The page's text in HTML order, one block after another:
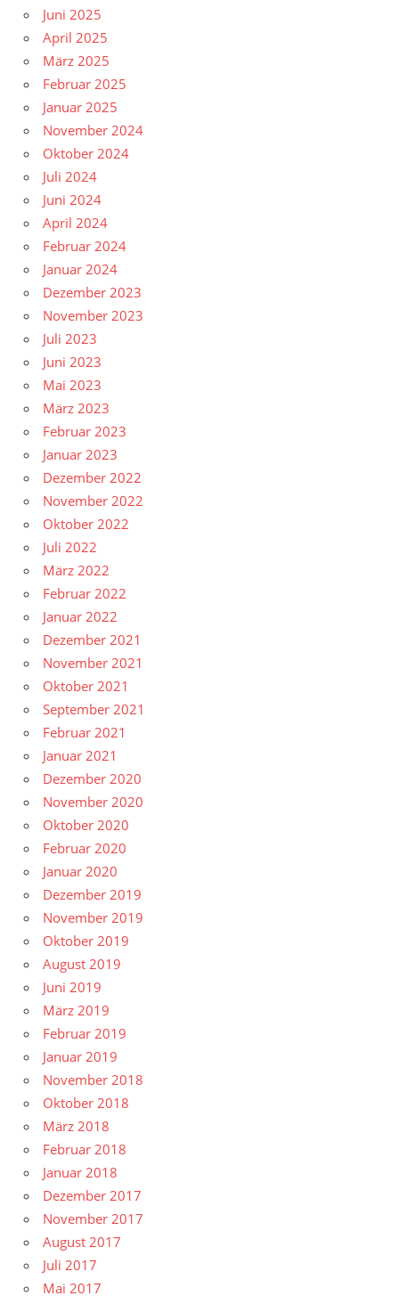
Juni 2025
April 2025
März 2025
Februar 2025
Januar 2025
November 2024
Oktober 2024
Juli 2024
Juni 2024
April 2024
Februar 2024
Januar 2024
Dezember 2023
November 2023
Juli 2023
Juni 2023
Mai 2023
März 2023
Februar 2023
Januar 2023
Dezember 2022
November 2022
Oktober 2022
Juli 2022
März 2022
Februar 2022
Januar 2022
Dezember 2021
November 2021
Oktober 2021
September 2021
Februar 2021
Januar 2021
Dezember 2020
November 2020
Oktober 2020
Februar 2020
Januar 2020
Dezember 2019
November 2019
Oktober 2019
August 2019
Juni 2019
März 2019
Februar 2019
Januar 2019
November 2018
Oktober 2018
März 2018
Februar 2018
Januar 2018
Dezember 2017
November 2017
August 2017
Juli 2017
Mai 2017